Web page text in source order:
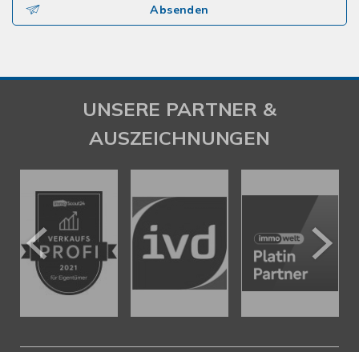
Absenden
UNSERE PARTNER &
AUSZEICHNUNGEN